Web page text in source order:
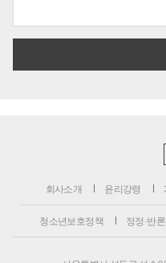
회사소개 윤리강령
청소년보호정책 정정·반